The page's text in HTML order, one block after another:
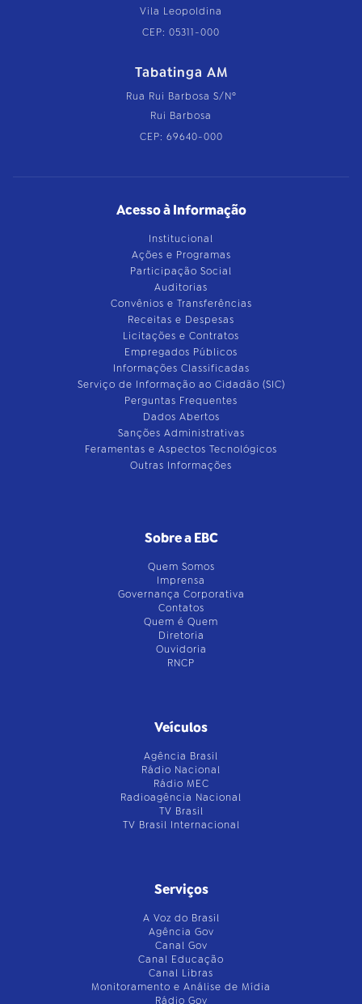
Vila Leopoldina
CEP: 05311-000
Tabatinga AM
Rua Rui Barbosa S/Nº
Rui Barbosa
CEP: 69640-000
Acesso à Informação
Institucional
Ações e Programas
Participação Social
Auditorias
Convênios e Transferências
Receitas e Despesas
Licitações e Contratos
Empregados Públicos
Informações Classificadas
Serviço de Informação ao Cidadão (SIC)
Perguntas Frequentes
Dados Abertos
Sanções Administrativas
Feramentas e Aspectos Tecnológicos
Outras Informações
Sobre a EBC
Quem Somos
Imprensa
Governança Corporativa
Contatos
Quem é Quem
Diretoria
Ouvidoria
RNCP
Veículos
Agência Brasil
Rádio Nacional
Rádio MEC
Radioagência Nacional
TV Brasil
TV Brasil Internacional
Serviços
A Voz do Brasil
Agência Gov
Canal Gov
Canal Educação
Canal Libras
Monitoramento e Análise de Mídia
Rádio Gov